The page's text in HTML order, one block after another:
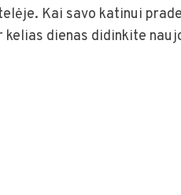
Kai savo katinui
dienas didinkite